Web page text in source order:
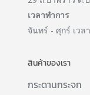
เวลาทำการ
จันทร์ - ศุกร์ เวล
สินค้าของเรา
กระดานกระจก